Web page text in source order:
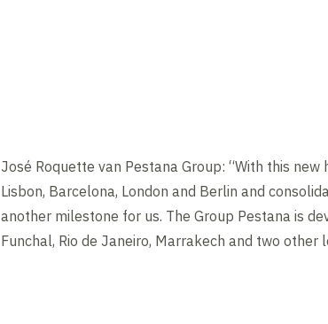
José Roquette van Pestana Group: “With this
Lisbon, Barcelona, London and Berlin and
another milestone for us. The Group Pestana is
Funchal, Rio de Janeiro, Marrakech and two other